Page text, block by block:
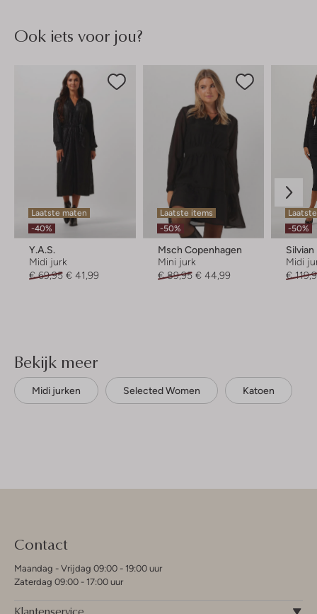
Ook iets voor jou?
Laatste maten
-40%
Y.a.s.
Midi jurk
€ 69,95 € 41,99
Laatste items
-50%
Msch Copenhagen
Mini jurk
€ 89,95 € 44,99
-50%
Midi
€
Bekijk meer
Midi jurken Selected Women Katoen
Contact
Maandag - Vrijdag 09:00 - 19:00 uur
Zaterdag 09:00 - 17:00 uur